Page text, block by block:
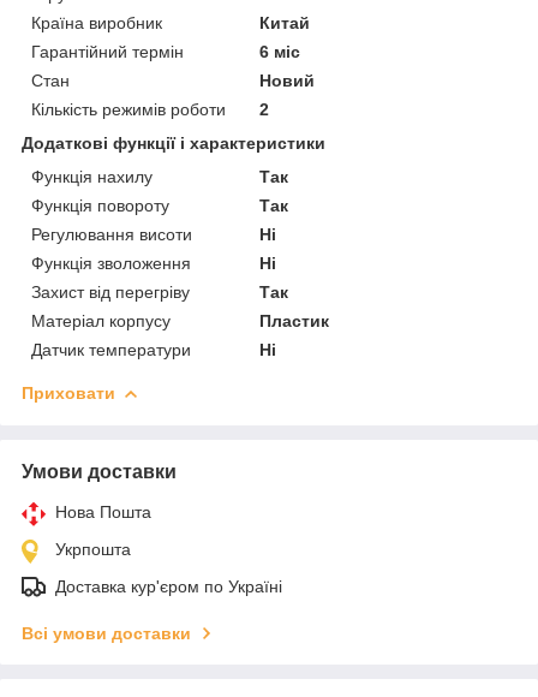
Країна виробник
Китай
Гарантійний термін
6 міс
Стан
Новий
Кількість режимів роботи
2
Додаткові функції і характеристики
Функція нахилу
Так
Функція повороту
Так
Регулювання висоти
Ні
Функція зволоження
Ні
Захист від перегріву
Так
Матеріал корпусу
Пластик
Датчик температури
Ні
Приховати
Умови доставки
Нова Пошта
Укрпошта
Доставка кур'єром по Україні
Всі умови доставки